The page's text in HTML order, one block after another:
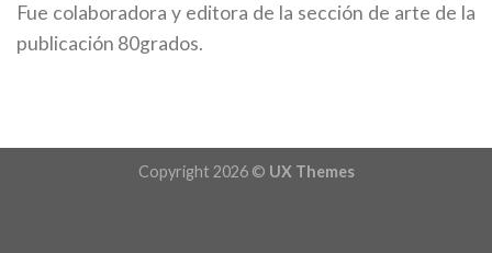
Fue colaboradora y editora de la sección de arte de la
publicación 80grados.
Copyright 2026 © UX Themes